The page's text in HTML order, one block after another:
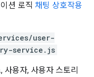
션 로직 채팅 상호작용
user-
service.js
사용자, 사용자 스토리